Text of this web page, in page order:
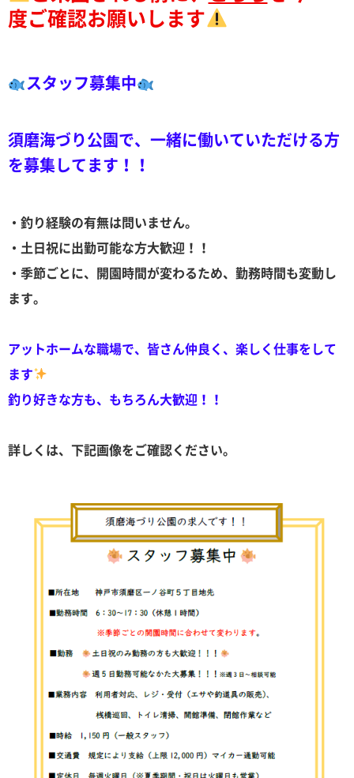
度ご確認お願いします
スタッフ募集中
須磨海づり公園で、一緒に働いていただける方
を募集してます！！
・釣り経験の有無は問いません。
・土日祝に出勤可能な方大歓迎！！
・季節ごとに、開園時間が変わるため、勤務時間も変動し
ます。
アットホームな職場で、皆さん仲良く、楽しく仕事をして
ます
釣り好きな方も、もちろん大歓迎！！
詳しくは、下記画像をご確認ください。